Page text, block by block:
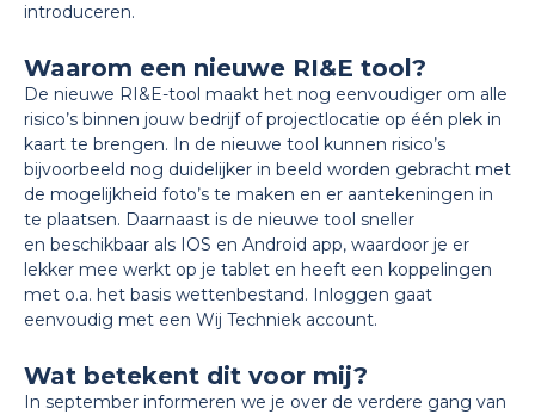
introduceren.
Waarom een nieuwe RI&E tool?
De nieuwe RI&E-tool maakt het nog eenvoudiger om alle
risico’s binnen jouw bedrijf of projectlocatie op één plek in
kaart te brengen. In de nieuwe tool kunnen risico’s
bijvoorbeeld nog duidelijker in beeld worden gebracht met
de mogelijkheid foto’s te maken en er aantekeningen in
te plaatsen. Daarnaast is de nieuwe tool sneller
en beschikbaar als IOS en Android app, waardoor je er
lekker mee werkt op je tablet en heeft een koppelingen
met o.a. het basis wettenbestand. Inloggen gaat
eenvoudig met een Wij Techniek account.
Wat betekent dit voor mij?
In september informeren we je over de verdere gang van